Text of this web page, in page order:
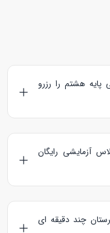
هشتم را رزرو
پایه هشتماز
مورد نظر خود را
روی دکمه رزرو کلاس
صفحه
آزمایشی رایگان
رزرو 5 جلسه آزمایشی رایگان 30 دقیقه ای برای زبان آموزان
چند دقیقه ای